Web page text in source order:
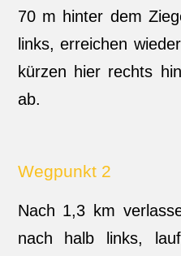
70 m hinter dem
links, erreichen
kürzen hier rechts
ab.
Wegpunkt 2
Nach 1,3 km
nach halb links,